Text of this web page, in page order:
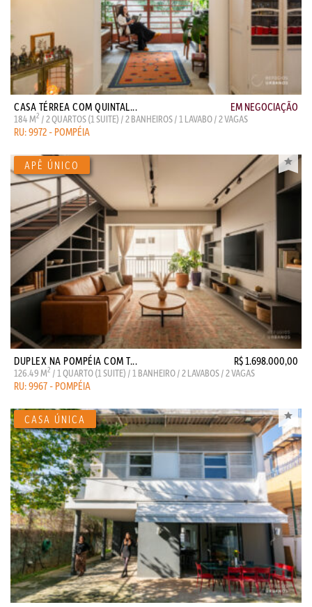
CASA TÉRREA COM QUINTAL... EM NEGOCIAÇÃO
184 M2 / 2 QUARTOS (1 SUITE) / 2 BANHEIROS / 1 LAVABO / 2 VAGAS
RU: 9972 - POMPÉIA
DUPLEX NA POMPÉIA COM T... R$ 1.698.000,00
126.49 M2 / 1 QUARTO (1 SUITE) / 1 BANHEIRO / 2 LAVABOS / 2 VAGAS
RU: 9967 - POMPÉIA